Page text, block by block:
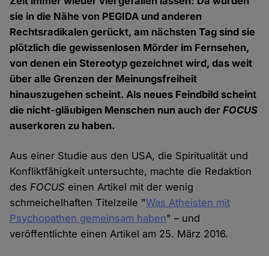
sie in die Nähe von PEGIDA und anderen
Rechtsradikalen gerückt, am nächsten Tag sind sie
plötzlich die gewissenlosen Mörder im Fernsehen,
von denen ein Stereotyp gezeichnet wird, das weit
über alle Grenzen der Meinungsfreiheit
hinauszugehen scheint. Als neues Feindbild scheint
die nicht-gläubigen Menschen nun auch derFOCUS
auserkoren zu haben.
Aus einer Studie aus den USA, die Spiritualität und
Konfliktfähigkeit untersuchte, machte die Redaktion
desFOCUS einen Artikel mit der wenig
schmeichelhaften Titelzeile "Was Atheisten mit
Psychopathen gemeinsam haben" – und
veröffentlichte einen Artikel am 25. März 2016.